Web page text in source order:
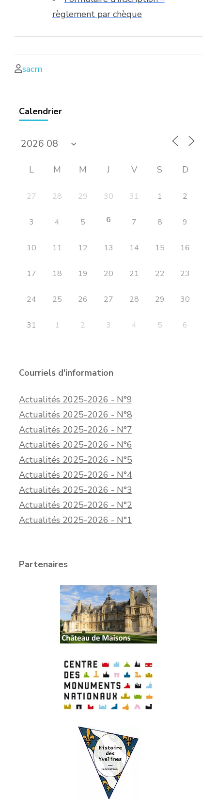
règlement par chèque
sacm
Calendrier
L M M J V S D
27 28 29 30 31 1 2
3 4 5 6 7 8 9
10 11 12 13 14 15 16
17 18 19 20 21 22 23
24 25 26 27 28 29 30
31 1 2 3 4 5 6
Courriels d'information
Actualités 2025-2026 - N°9
Actualités 2025-2026 - N°8
Actualités 2025-2026 - N°7
Actualités 2025-2026 - N°6
Actualités 2025-2026 - N°5
Actualités 2025-2026 - N°4
Actualités 2025-2026 - N°3
Actualités 2025-2026 - N°2
Actualités 2025-2026 - N°1
Partenaires